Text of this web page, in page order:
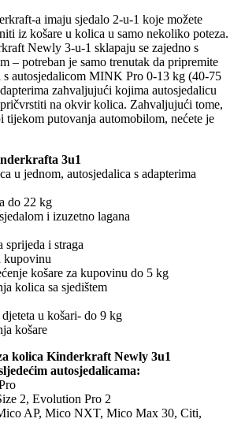
a imaju sjedalo 2-u-1 koje možete
iz košare u kolica u samo nekoliko poteza.
Newly 3-u-1 sklapaju se zajedno s
– potreban je samo trenutak da pripremite
autosjedalicom MINK Pro 0-13 kg (40-75
zahvaljujući kojima autosjedalicu
na okvir kolica. Zahvaljujući tome,
tijekom putovanja automobilom, nećete je
3u1
u jednom, autosjedalica s adapterima
do 22 kg
i izuzetno lagana
sprijeda i straga
kupovinu
košare za kupovinu do 5 kg
kolica sa sjedištem
u košari- do 9 kg
košare
kolica Kinderkraft Newly 3u1
autosjedalicama:
2, Evolution Pro 2
AP, Mico NXT, Mico Max 30, Citi,